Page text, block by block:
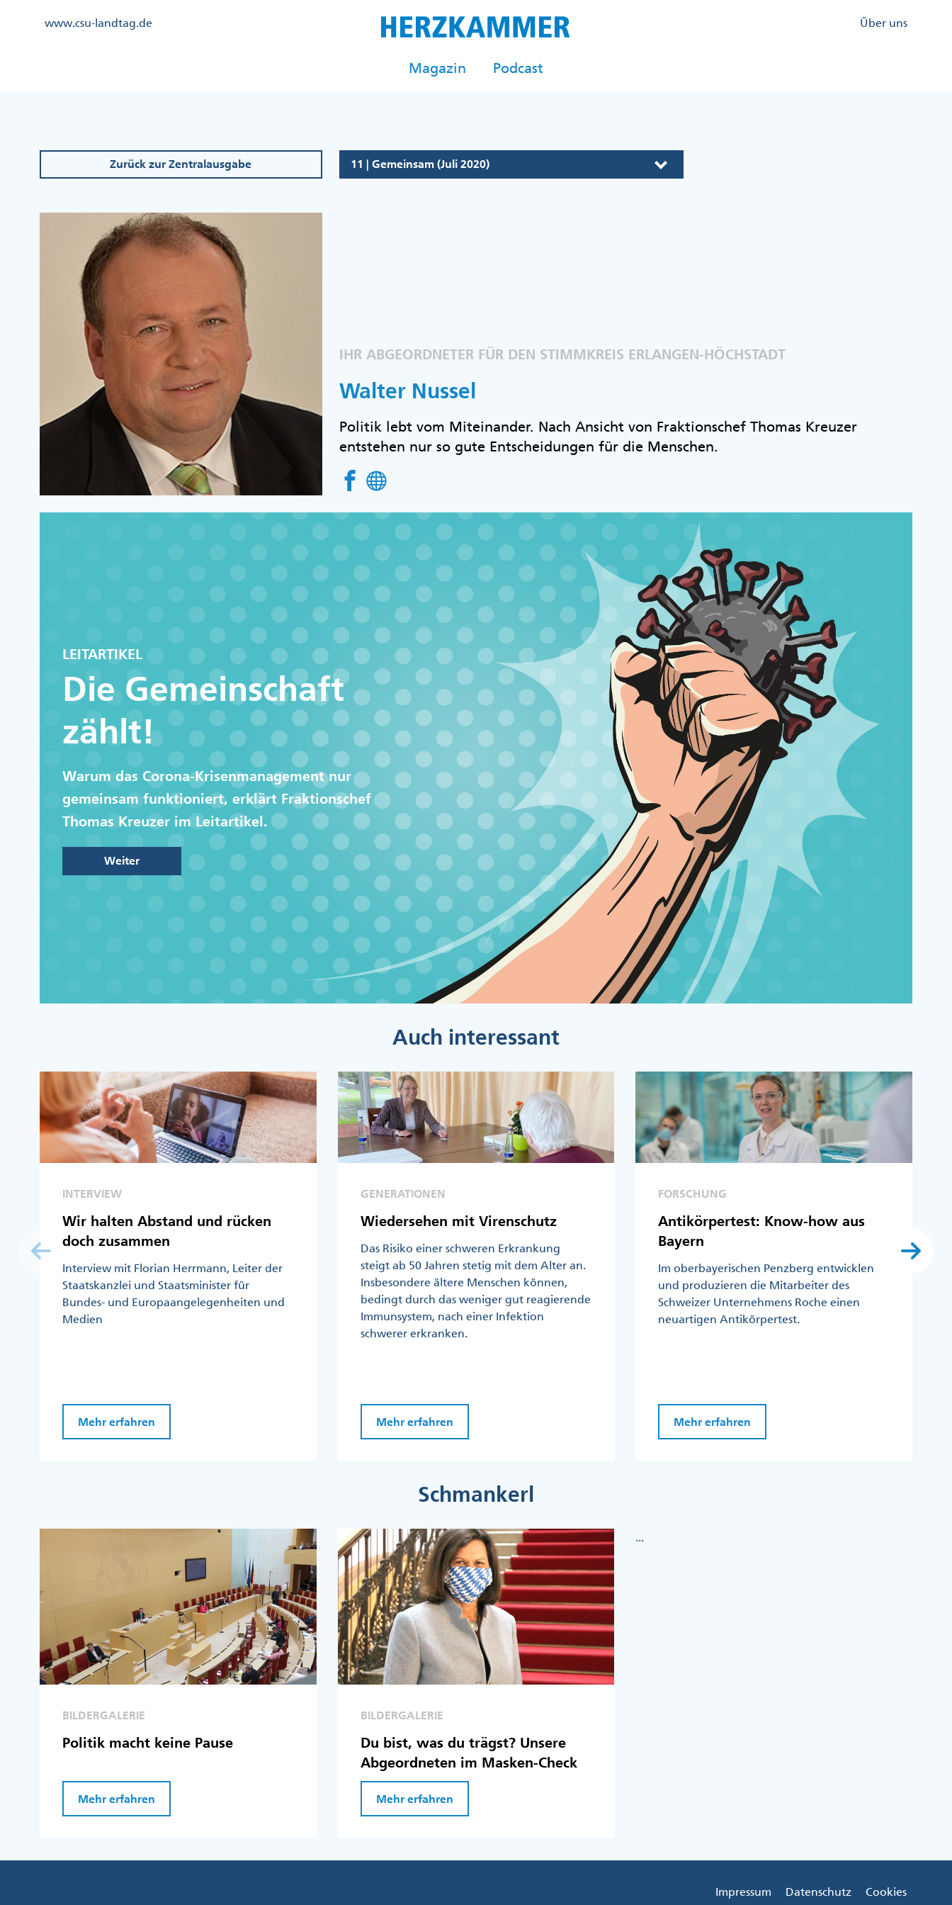
Kopfzeile
www.csu-landtag.de
Kopfzeile
Über uns
Magazin Podcast
Zurück zur Zentralausgabe 11 | Gemeinsam (Juli 2020)
IHR ABGEORDNETER FÜR DEN STIMMKREIS ERLANGEN-HÖCHSTADT
Walter Nussel
Politik lebt vom Miteinander. Nach Ansicht von Fraktionschef Thomas Kreuzer
entstehen nur so gute Entscheidungen für die Menschen.
LEITARTIKEL
Die Gemeinschaft
zählt!
Warum das Corona-Krisenmanagement nur
gemeinsam funktioniert, erklärt Fraktionschef
Thomas Kreuzer im Leitartikel.
Weiter
Auch interessant
INTERVIEW
Wir halten Abstand und rücken
doch zusammen
Interview mit Florian Herrmann, Leiter der
Staatskanzlei und Staatsminister für
Bundes- und Europaangelegenheiten und
Medien
Mehr erfahren
GENERATIONEN
Wiedersehen mit Virenschutz
Das Risiko einer schweren Erkrankung
steigt ab 50 Jahren stetig mit dem Alter an.
Insbesondere ältere Menschen können,
bedingt durch das weniger gut reagierende
Immunsystem, nach einer Infektion
schwerer erkranken.
Mehr erfahren
FORSCHUNG
Antikörpertest: Know-how aus
Bayern
Im oberbayerischen Penzberg entwicklen
und produzieren die Mitarbeiter des
Schweizer Unternehmens Roche einen
neuartigen Antikörpertest.
Mehr erfahren
Schmankerl
BILDERGALERIE
Politik macht keine Pause
Mehr erfahren
BILDERGALERIE
Du bist, was du trägst? Unsere
Abgeordneten im Masken-Check
Mehr erfahren
...
Cookies
Datenschutz
Impressum